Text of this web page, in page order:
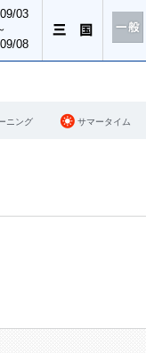
03
08
ニング サマータイム